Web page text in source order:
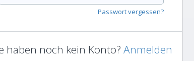
Passwort vergessen?
haben noch kein Konto? Anmelden